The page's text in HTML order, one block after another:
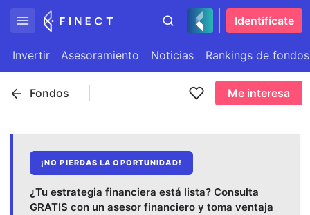
Identifícate
Invertir Asesoramiento Noticias Rankings de fondos
Fondos Me interesa
¡NO PIERDAS LA OPORTUNIDAD!
¿Tu estrategia financiera está lista? Consulta
GRATIS con un asesor financiero y toma ventaja